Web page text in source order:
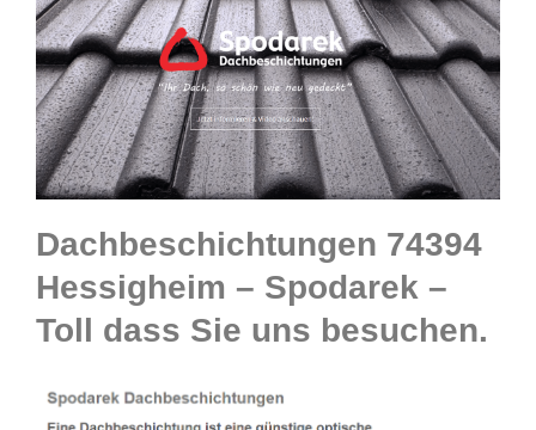
Dachbeschichtungen 74394
Hessigheim – Spodarek –
Toll dass Sie uns besuchen.